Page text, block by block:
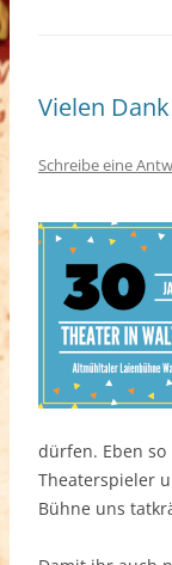
Vielen
Schreibe eine
dürfen. Eben
Theaterspieler
Bühne uns